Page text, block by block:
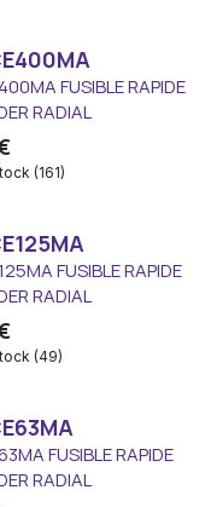
FUSIBLE RAPIDE
RADIAL
(161)
FUSIBLE RAPIDE
RADIAL
(49)
FUSIBLE RAPIDE
RADIAL